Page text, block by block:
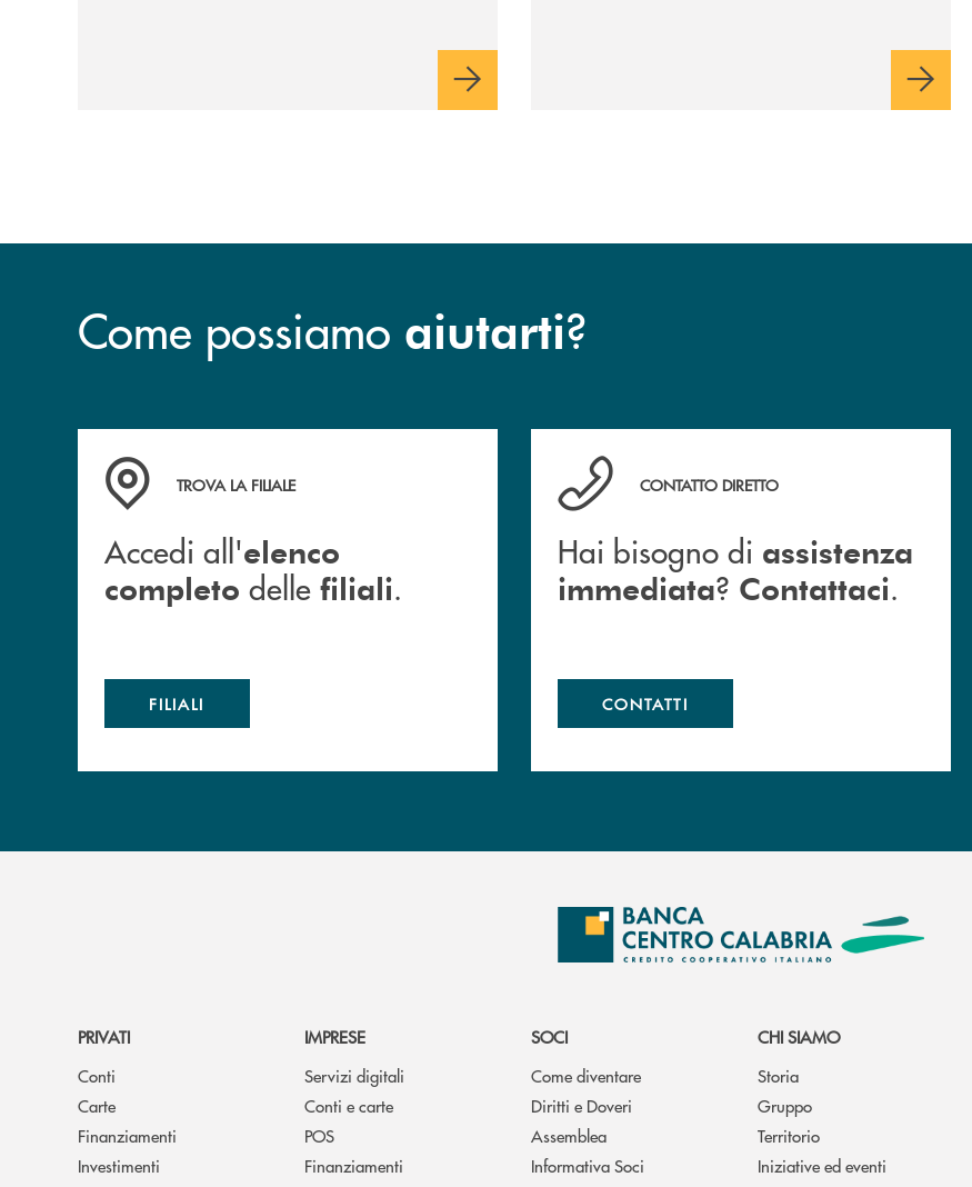
Come possiamo aiutarti?
Accedi all' elenco completo delle filiali .
TROVA LA FILIALE
Accedi all'elenco
completo delle filiali.
FILIALI
Hai bisogno di assistenza immediata ? Contattaci .
CONTATTO DIRETTO
Hai bisogno di assistenza
immediata? Contattaci.
CONTATTI
PRIVATI
Conti
Carte
Finanziamenti
Investimenti
IMPRESE
Servizi digitali
Conti e carte
POS
Finanziamenti
SOCI
Come diventare
Diritti e Doveri
Assemblea
Informativa Soci
CHI SIAMO
Storia
Gruppo
Territorio
Iniziative ed eventi